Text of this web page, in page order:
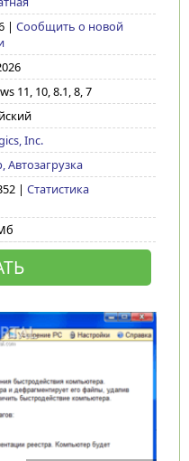
| Сообщить о новой
11, 10, 8.1, 8, 7
Inc.
Автозагрузка
| Статистика